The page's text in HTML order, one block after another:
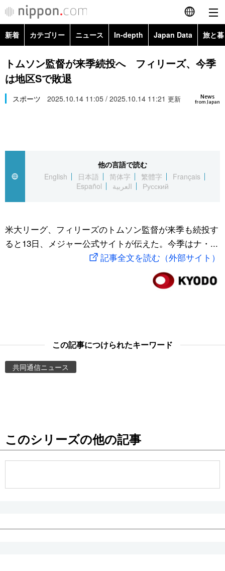
English
简体字
Русский
カテゴリー
経済・ビジネス
国際
文化
トップ
アーカイブ
In-depth
Japan Data
動画/Live
お知らせ
新着 カテゴリー ニュース In-depth Japan Data 旅と
政治・外交
経済・ビジネス
スポーツ・東京2020
Topics
トムソン監督が来季続投へ フィリーズ、今季
は地区Sで敗退
News
from Japan
スポーツ 2025.10.14 11:05 / 2025.10.14 11:21 更新
他の言語で読む
English
日本語 简体字 繁體字
Français
Español
العربية Русский
米大リーグ、フィリーズのトムソン監督が来季も続投す
ると13日、メジャー公式サイトが伝えた。今季はナ・...
記事全文を読む（外部サイト）
この記事につけられたキーワード
共同通信ニュース
このシリーズの他の記事